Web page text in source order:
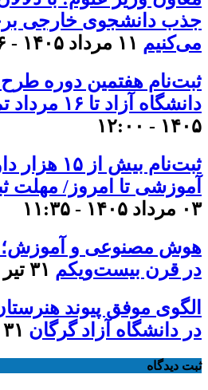
جذب دانشجوی خارجی
می‌کنیم ۱۱ مرداد ۱۴۰۵ - ۱۳:۴۶
ثبت‌نام هفتمین دوره
دانشگاه آزاد تا ۱۶ مرداد تمدید شد
۱۴۰۵ - ۱۲:۰۰
ثبت‌نام بیش
آموزشی تا امروز/ مهلت
۰۳ مرداد ۱۴۰۵ - ۱۱:۳۵
هوش مصنوعی و آموزش؛
در قرن بیست‌ویکم ۳۱ تیر ۱۴۰۵ - ۲۲:۳۰
الگوی موفق پیوند
در دانشگاه آزاد گرگان ۳۱ تیر ۱۴۰۵ - ۱۱:۲۶
ثبت دیدگاه